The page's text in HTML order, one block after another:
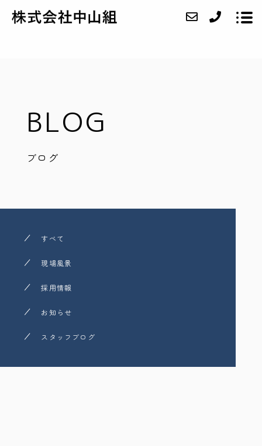
CONTACT
BLOG
ブログ
すべて
現場風景
採用情報
お知らせ
スタッフブログ